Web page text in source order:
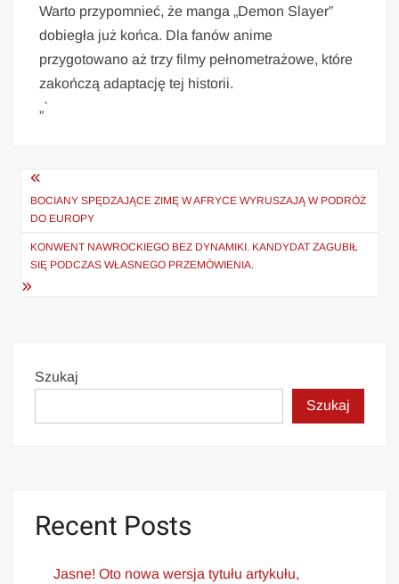
Warto przypomnieć, że manga „Demon Slayer”
dobiegła już końca. Dla fanów anime
przygotowano aż trzy filmy pełnometrażowe, które
zakończą adaptację tej historii.
„`
Nawigacja
wpisu
BOCIANY SPĘDZAJĄCE ZIMĘ W AFRYCE WYRUSZAJĄ W PODRÓŻ
DO EUROPY
KONWENT NAWROCKIEGO BEZ DYNAMIKI. KANDYDAT ZAGUBIŁ
SIĘ PODCZAS WŁASNEGO PRZEMÓWIENIA.
Szukaj
Szukaj
Recent Posts
Jasne! Oto nowa wersja tytułu artykułu,